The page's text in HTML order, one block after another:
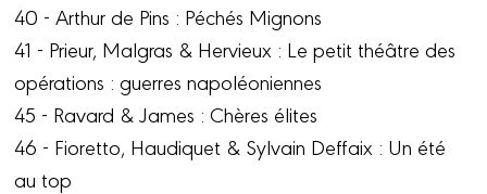
40 - Arthur de Pins : Péchés Mignons
41 - Prieur, Malgras & Hervieux : Le petit théâtre des
opérations : guerres napoléoniennes
45 - Ravard & James : Chères élites
46 - Fioretto, Haudiquet & Sylvain Deffaix : Un été
au top